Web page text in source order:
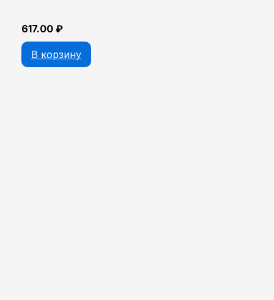
617.00 ₽
В корзину